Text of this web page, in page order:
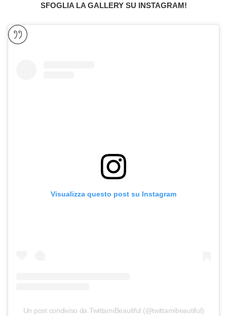
SFOGLIA LA GALLERY SU INSTAGRAM!
Visualizza questo post su Instagram
Un post condiviso da TwittamiBeautiful (@twittamibeautiful)